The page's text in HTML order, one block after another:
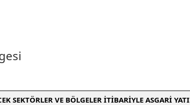
SEKTÖRLER VE BÖLGELER İTİBARİYLE ASGARİ